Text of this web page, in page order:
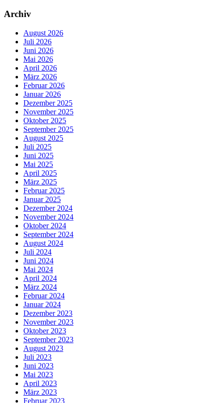
Archiv
August 2026
Juli 2026
Juni 2026
Mai 2026
April 2026
März 2026
Februar 2026
Januar 2026
Dezember 2025
November 2025
Oktober 2025
September 2025
August 2025
Juli 2025
Juni 2025
Mai 2025
April 2025
März 2025
Februar 2025
Januar 2025
Dezember 2024
November 2024
Oktober 2024
September 2024
August 2024
Juli 2024
Juni 2024
Mai 2024
April 2024
März 2024
Februar 2024
Januar 2024
Dezember 2023
November 2023
Oktober 2023
September 2023
August 2023
Juli 2023
Juni 2023
Mai 2023
April 2023
März 2023
Februar 2023